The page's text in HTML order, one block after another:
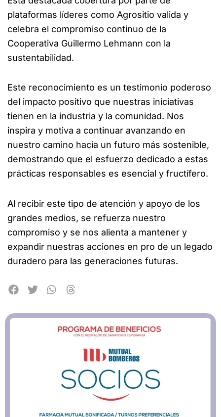
plataformas líderes como Agrositio valida y
celebra el compromiso continuo de la
Cooperativa Guillermo Lehmann con la
sustentabilidad.
Este reconocimiento es un testimonio poderoso
del impacto positivo que nuestras iniciativas
tienen en la industria y la comunidad. Nos
inspira y motiva a continuar avanzando en
nuestro camino hacia un futuro más sostenible,
demostrando que el esfuerzo dedicado a estas
prácticas responsables es esencial y fructífero.
Al recibir este tipo de atención y apoyo de los
grandes medios, se refuerza nuestro
compromiso y se nos alienta a mantener y
expandir nuestras acciones en pro de un legado
duradero para las generaciones futuras.